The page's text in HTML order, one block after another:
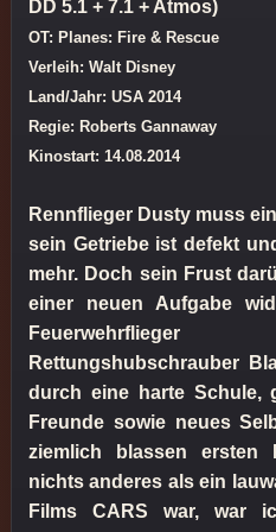
DD 5.1 + 7.1 + Atmos)
OT: Planes: Fire & Rescue
Verleih: Walt Disney
Land/Jahr: USA 2014
Regie: Roberts Gannaway
Kinostart: 14.08.2014
Rennflieger Dusty muss
sein Getriebe ist defekt
mehr. Doch sein Frust
einer neuen Aufgabe
Rettungshubschrauber
durch eine harte Schule,
Freunde sowie neues
ziemlich blassen ersten
nichts anderes als ein
Films CARS war, war